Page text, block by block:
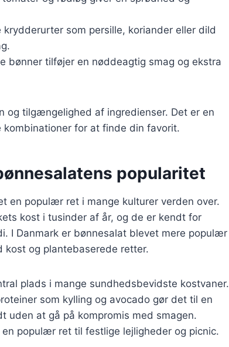
krydderurter som persille, koriander eller dild
bønner tilføjer en nøddeagtig smag og ekstra
og tilgængelighed af ingredienser. Det er en
for at finde din favorit.
popularitet
en populær ret i mange kulturer verden over.
kost i tusinder af år, og de er kendt for
I Danmark er bønnesalat blevet mere populær
og plantebaserede retter.
plads i mange sundhedsbevidste kostvaner.
som kylling og avocado gør det til en
uden at gå på kompromis med smagen.
populær ret til festlige lejligheder og picnic.